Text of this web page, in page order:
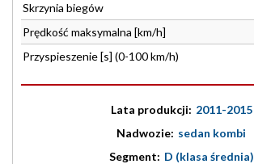
Skrzynia biegów
Prędkość maksymalna [km/h]
Przyspieszenie [s] (0-100 km/h)
Lata produkcji: 2011-2015
Nadwozie: sedan kombi
Segment: D (klasa średnia)